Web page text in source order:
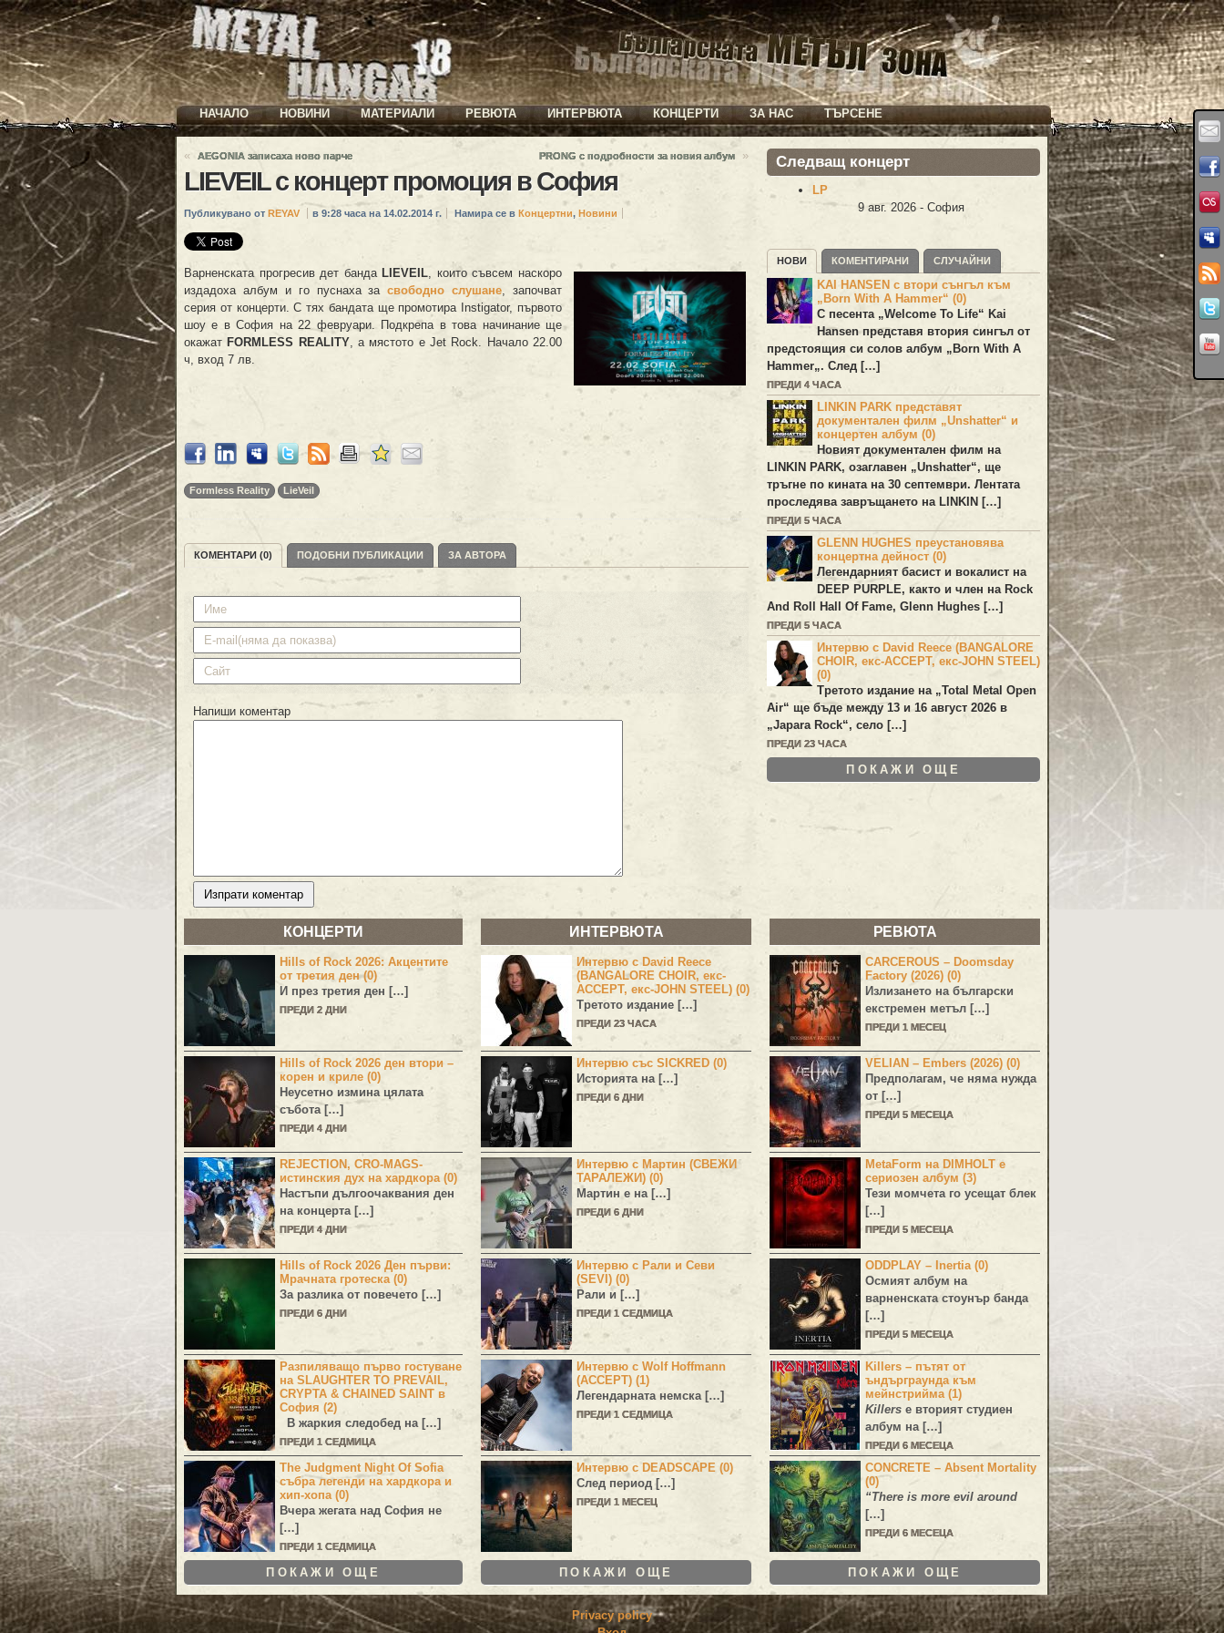
НАЧАЛО НОВИНИ МАТЕРИАЛИ РЕВЮТА ИНТЕРВЮТА КОНЦЕРТИ ЗА НАС ТЪРСЕНЕ
« AEGONIA записаха ново парче PRONG с подробности за новия албум »
LIEVEIL с концерт промоция в София
Публикувано от REYAV в 9:28 часа на 14.02.2014 г. Намира се в Концертни, Новини
Варненската прогресив дет бандаLIEVEIL , които съвсем наскоро
издадоха албум и го пуснаха за свободно слушане , започват
серия от концерти. С тях бандата ще промотира Instigator, първото
шоу е в София на 22 февруари. Подкрепа в това начинание ще
окажат FORMLESS REALITY, а мястото е Jet Rock. Начало 22.00
ч, вход 7 лв.
Formless Reality LieVeil
КОМЕНТАРИ (0) ПОДОБНИ ПУБЛИКАЦИИ ЗА АВТОРА
Напиши коментар
Следващ концерт
LP
9 авг. 2026 - София
НОВИ КОМЕНТИРАНИ СЛУЧАЙНИ
KAI HANSEN с втори сънгъл към
„Born With A Hammer“ (0)
С песента „Welcome To Life“ Kai
Hansenпредставя втория сингъл от
предстоящия си солов албум „ Born With A
Hammer„. След […]
ПРЕДИ 4 ЧАСА
LINKIN PARK представят
документален филм „Unshatter“ и
концертен албум (0)
Новият документален филм на
LINKIN PARK, озаглавен „Unshatter“, ще
тръгне по кината на 30 септември. Лентата
проследява завръщането наLINKIN […]
ПРЕДИ 5 ЧАСА
GLENN HUGHES преустановява
концертна дейност (0)
Легендарният басист и вокалист на
DEEP PURPLE, както и член на Rock
And Roll Hall Of Fame, Glenn Hughes […]
ПРЕДИ 5 ЧАСА
Интервю с David Reece (BANGALORE
CHOIR, екс-ACCEPT, екс-JOHN STEEL)
(0)
Третото издание на „Total Metal Open
Air“ ще бъде между 13 и 16 август 2026 в
„Japara Rock“, село […]
ПРЕДИ 23 ЧАСА
ПОКАЖИ ОЩЕ
КОНЦЕРТИ
Hills of Rock 2026: Акцентите
от третия ден (0)
И през третия ден […]
ПРЕДИ 2 ДНИ
Hills of Rock 2026 ден втори –
корен и криле (0)
Неусетно измина цялата
събота […]
ПРЕДИ 4 ДНИ
REJECTION, CRO-MAGS-
истинския дух на хардкора (0)
Настъпи дългоочаквания ден
на концерта […]
ПРЕДИ 4 ДНИ
Hills of Rock 2026 Ден първи:
Мрачната гротеска (0)
За разлика от повечето […]
ПРЕДИ 6 ДНИ
Разпиляващо първо гостуване
на SLAUGHTER TO PREVAIL,
CRYPTA & CHAINED SAINT в
София (2)
В жаркия следобед на […]
ПРЕДИ 1 СЕДМИЦА
The Judgment Night Of Sofia
събра легенди на хардкора и
хип-хопа (0)
Вчера жегата над София не
[…]
ПРЕДИ 1 СЕДМИЦА
ПОКАЖИ ОЩЕ
ИНТЕРВЮТА
Интервю с David Reece
(BANGALORE CHOIR, екс-
ACCEPT, екс-JOHN STEEL) (0)
Третото издание […]
ПРЕДИ 23 ЧАСА
Интервю със SICKRED (0)
Историята на […]
ПРЕДИ 6 ДНИ
Интервю с Мартин (СВЕЖИ
ТАРАЛЕЖИ) (0)
Мартин е на […]
ПРЕДИ 6 ДНИ
Интервю с Рали и Севи
(SEVI) (0)
Рали и […]
ПРЕДИ 1 СЕДМИЦА
Интервю с Wolf Hoffmann
(ACCEPT) (1)
Легендарната немска […]
ПРЕДИ 1 СЕДМИЦА
Интервю с DEADSCAPE (0)
След период […]
ПРЕДИ 1 МЕСЕЦ
ПОКАЖИ ОЩЕ
РЕВЮТА
CARCEROUS – Doomsday
Factory (2026) (0)
Излизането на български
екстремен метъл […]
ПРЕДИ 1 МЕСЕЦ
VELIAN – Embers (2026) (0)
Предполагам, че няма нужда
от […]
ПРЕДИ 5 МЕСЕЦА
MetaForm на DIMHOLT е
сериозен албум (3)
Тези момчета го усещат блек
[…]
ПРЕДИ 5 МЕСЕЦА
ODDPLAY – Inertia (0)
Осмият албум на
варненската стоунър банда
[…]
ПРЕДИ 5 МЕСЕЦА
Killers – пътят от
ъндърграунда към
мейнстрийма (1)
Killers е вторият студиен
албум на […]
ПРЕДИ 6 МЕСЕЦА
CONCRETE – Absent Mortality
(0)
“There is more evil around
[…]
ПРЕДИ 6 МЕСЕЦА
ПОКАЖИ ОЩЕ
Privacy policy